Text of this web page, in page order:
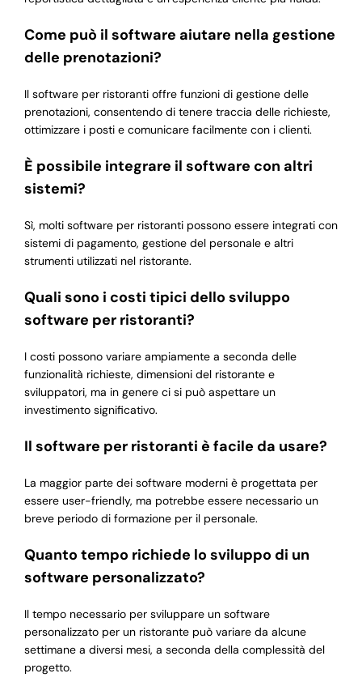
Come può il software aiutare nella gestione
delle prenotazioni?
Il software per ristoranti offre funzioni di gestione delle
prenotazioni, consentendo di tenere traccia delle richieste,
ottimizzare i posti e comunicare facilmente con i clienti.
È possibile integrare il software con altri
sistemi?
Sì, molti software per ristoranti possono essere integrati con
sistemi di pagamento, gestione del personale e altri
strumenti utilizzati nel ristorante.
Quali sono i costi tipici dello sviluppo
software per ristoranti?
I costi possono variare ampiamente a seconda delle
funzionalità richieste, dimensioni del ristorante e
sviluppatori, ma in genere ci si può aspettare un
investimento significativo.
Il software per ristoranti è facile da usare?
La maggior parte dei software moderni è progettata per
essere user-friendly, ma potrebbe essere necessario un
breve periodo di formazione per il personale.
Quanto tempo richiede lo sviluppo di un
software personalizzato?
Il tempo necessario per sviluppare un software
personalizzato per un ristorante può variare da alcune
settimane a diversi mesi, a seconda della complessità del
progetto.